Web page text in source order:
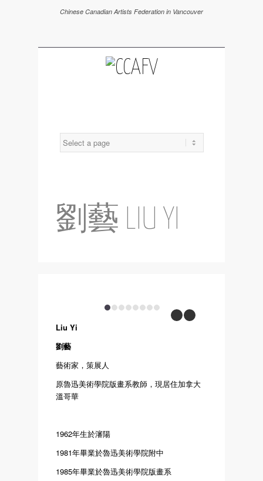
Chinese Canadian Artists Federation in Vancouver
劉藝 LIU YI
previous
1 2 3 4 5 6 7
Liu Yi
劉藝
藝術家，策展人
原魯迅美術學院版畫系教師，現居住加拿大
溫哥華
1962年生於瀋陽
1981年畢業於魯迅美術學院附中
1985年畢業於魯迅美術學院版畫系